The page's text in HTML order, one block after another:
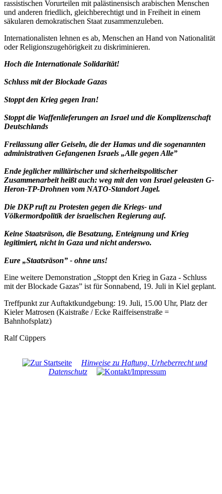
rassistischen Vorurteilen mit palästinensisch arabischen Menschen
und anderen friedlich, gleichberechtigt und in Freiheit in einem
säkularen demokratischen Staat zusammenzuleben.
Internationalisten lehnen es ab, Menschen an Hand von Nationalität
oder Religionszugehörigkeit zu diskriminieren.
Hoch die Internationale Solidarität!
Schluss mit der Blockade Gazas
Stoppt den Krieg gegen Iran!
Stoppt die Waffenlieferungen an Israel und die Komplizenschaft
Deutschlands
Freilassung aller Geiseln, die der Hamas und die sogenannten
administrativen Gefangenen Israels „Alle gegen Alle”
Ende jeglicher militärischer und sicherheitspolitischer
Zusammenarbeit heißt auch: weg mit den von Israel geleasten G-
Heron-TP-Drohnen vom NATO-Standort Jagel.
Die DKP ruft zu Protesten gegen die Kriegs- und
Völkermordpolitik der israelischen Regierung auf.
Keine Staatsräson, die Besatzung, Enteignung und Krieg
legitimiert, nicht in Gaza und nicht anderswo.
Eure „Staatsräson” - ohne uns!
Eine weitere Demonstration „Stoppt den Krieg in Gaza - Schluss
mit der Blockade Gazas” ist für Sonnabend, 19. Juli in Kiel geplant.
Treffpunkt zur Auftaktkundgebung: 19. Juli, 15.00 Uhr, Platz der
Kieler Matrosen (Kaistraße / Ecke Raiffeisenstraße =
Bahnhofsplatz)
Ralf Cüppers
Hinweise zu Haftung, Urheberrecht und
Datenschutz